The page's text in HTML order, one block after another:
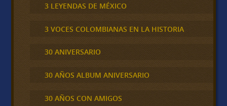
3 LEYENDAS DE MÉXICO
3 VOCES COLOMBIANAS EN LA HISTORIA
30 ANIVERSARIO
30 AÑOS ALBUM ANIVERSARIO
30 AÑOS CON AMIGOS